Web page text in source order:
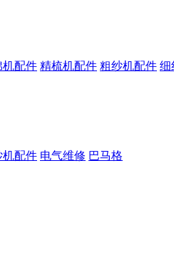
机配件 精梳机配件 粗纱机配件 细
机配件 电气维修 巴马格